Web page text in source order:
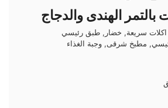
الهندى والدجاج
اكلات سريعة, خضار, طبق رئيسي
مطبخ شرقى, وجبة الغذاء